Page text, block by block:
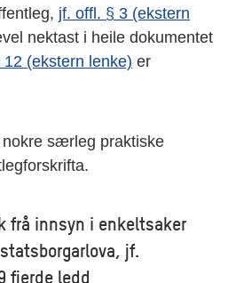
jf. offl. § 3 (ekstern
nektast i heile dokumentet
12 (ekstern lenke) er
særleg praktiske
frå innsyn i enkeltsaker
jf.
fjerde ledd